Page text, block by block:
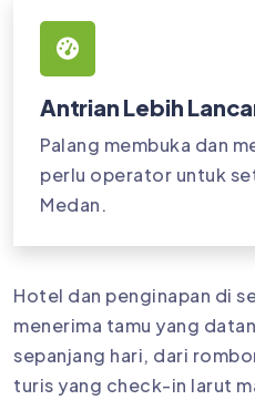
Antrian Lebih
Palang membuka dan
perlu operator untuk
Medan.
Hotel dan penginapan di
menerima tamu yang
sepanjang hari, dari
turis yang check-in larut